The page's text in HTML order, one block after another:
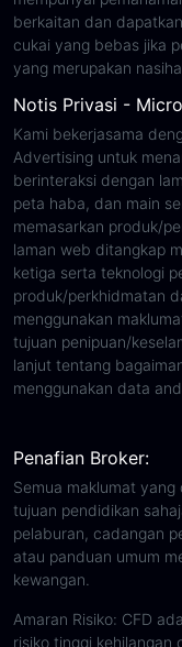
berkaitan dan
cukai yang bebas jika
yang merupakan
Notis Privasi -
Kami bekerjasama
Advertising untuk
berinteraksi dengan
peta haba, dan main
memasarkan produk/
laman web ditangkap
ketiga serta teknologi
produk/perkhidmatan
menggunakan
tujuan penipuan/
lanjut tentang
menggunakan data
Penafian Broker:
Semua maklumat
tujuan pendidikan
pelaburan, cadangan
atau panduan umum
kewangan.
Amaran Risiko: CFD
risiko tinggi kehilangan